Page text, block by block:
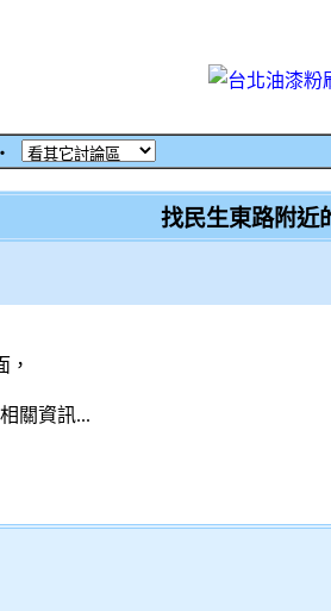
找民生東路附近
，
關資訊...